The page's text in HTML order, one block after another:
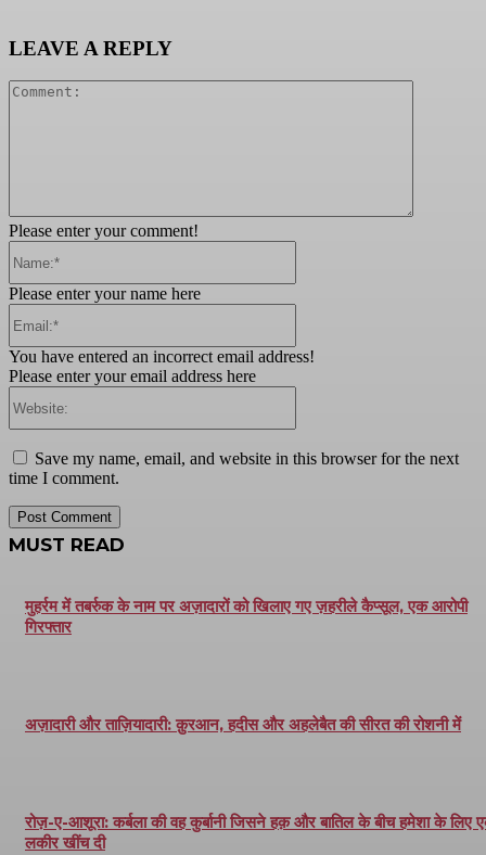
LEAVE A REPLY
Please enter your comment!
Please enter your name here
You have entered an incorrect email address!
Please enter your email address here
Save my name, email, and website in this browser for the next
time I comment.
MUST READ
मुहर्रम में तबर्रुक के नाम पर अज़ादारों को खिलाए गए ज़हरीले कैप्सूल, एक आरोपी
गिरफ्तार
अज़ादारी और ताज़ियादारी: क़ुरआन, हदीस और अहलेबैत की सीरत की रोशनी में
रोज़-ए-आशूरा: कर्बला की वह कुर्बानी जिसने हक़ और बातिल के बीच हमेशा के लिए
लकीर खींच दी